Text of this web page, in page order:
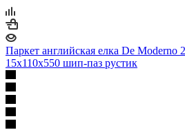
Паркет английская елка De Moderno
15х110х550 шип-паз рустик